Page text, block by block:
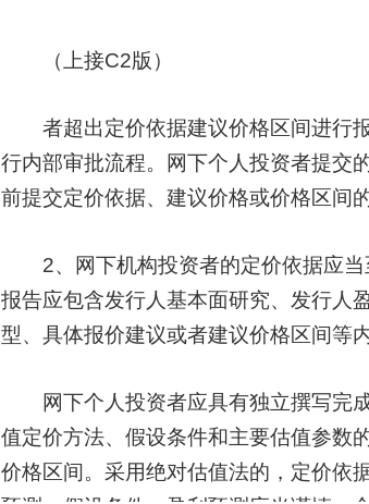
（上接C2版）
者超出定价依据建议价格区间进行报
行内部审批流程。网下个人投资者提交
前提交定价依据、建议价格或价格区间
2、网下机构投资者的定价依据应当
报告应包含发行人基本面研究、发行人
型、具体报价建议或者建议价格区间等内
网下个人投资者应具有独立撰写完成
值定价方法、假设条件和主要估值参数
价格区间。采用绝对估值法的，定价依